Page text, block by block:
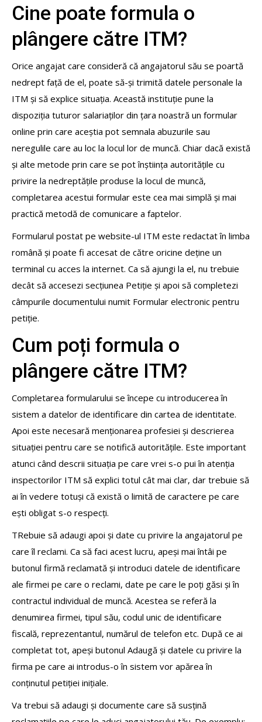
Cine poate formula o
plângere către ITM?
Orice angajat care consideră că angajatorul său se poartă
nedrept față de el, poate să-și trimită datele personale la
ITM și să explice situația. Această instituție pune la
dispoziția tuturor salariaților din țara noastră un formular
online prin care aceștia pot semnala abuzurile sau
neregulile care au loc la locul lor de muncă. Chiar dacă există
și alte metode prin care se pot înștiința autoritățile cu
privire la nedreptățile produse la locul de muncă,
completarea acestui formular este cea mai simplă și mai
practică metodă de comunicare a faptelor.
Formularul postat pe website-ul ITM este redactat în limba
română și poate fi accesat de către oricine deține un
terminal cu acces la internet. Ca să ajungi la el, nu trebuie
decât să accesezi secțiunea Petiție și apoi să completezi
câmpurile documentului numit Formular electronic pentru
petiție.
Cum poți formula o
plângere către ITM?
Completarea formularului se începe cu introducerea în
sistem a datelor de identificare din cartea de identitate.
Apoi este necesară menționarea profesiei și descrierea
situației pentru care se notifică autoritățile. Este important
atunci când descrii situația pe care vrei s-o pui în atenția
inspectorilor ITM să explici totul cât mai clar, dar trebuie să
ai în vedere totuși că există o limită de caractere pe care
ești obligat s-o respecți.
TRebuie să adaugi apoi și date cu privire la angajatorul pe
care îl reclami. Ca să faci acest lucru, apeși mai întâi pe
butonul firmă reclamată și introduci datele de identificare
ale firmei pe care o reclami, date pe care le poți găsi și în
contractul individual de muncă. Acestea se referă la
denumirea firmei, tipul său, codul unic de identificare
fiscală, reprezentantul, numărul de telefon etc. După ce ai
completat tot, apeși butonul Adaugă și datele cu privire la
firma pe care ai introdus-o în sistem vor apărea în
conținutul petiției inițiale.
Va trebui să adaugi și documente care să susțină